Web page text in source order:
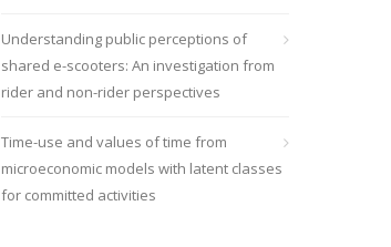
Understanding public perceptions of
shared e-scooters: An investigation from
rider and non-rider perspectives
Time-use and values of time from
microeconomic models with latent classes
for committed activities